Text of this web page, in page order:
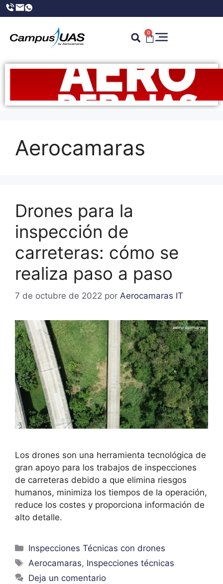
0
Aerocamaras
Drones para la
inspección de
carreteras: cómo se
realiza paso a paso
7 de octubre de 2022 por Aerocamaras IT
Los drones son una herramienta tecnológica de
gran apoyo para los trabajos de inspecciones
de carreteras debido a que elimina riesgos
humanos, minimiza los tiempos de la operación,
reduce los costes y proporciona información de
alto detalle.
Inspecciones Técnicas con drones
Aerocamaras, Inspecciones técnicas
Deja un comentario